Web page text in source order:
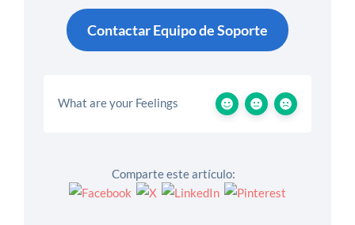
Contactar Equipo de Soporte
What are your Feelings
Comparte este artículo: